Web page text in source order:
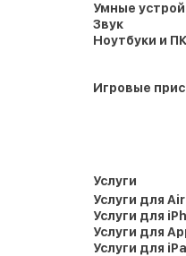
Умные
Звук
Ноутбуки и ПК
Игровые
Услуги
Услуги для
Услуги для
Услуги для
Услуги для